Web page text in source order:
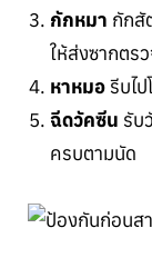
กักหมา กักสั
ให้ส่งซากตร
หาหมอรีบไ
ฉีดวัคซีน รับ
ครบตามนัด